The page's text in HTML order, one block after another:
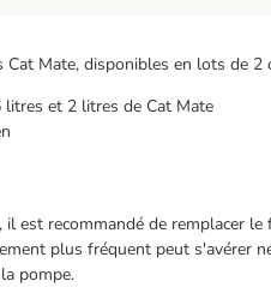
Mate, disponibles en lots de 2
et 2 litres de Cat Mate
est recommandé de remplacer
plus fréquent peut s'avérer
pompe.